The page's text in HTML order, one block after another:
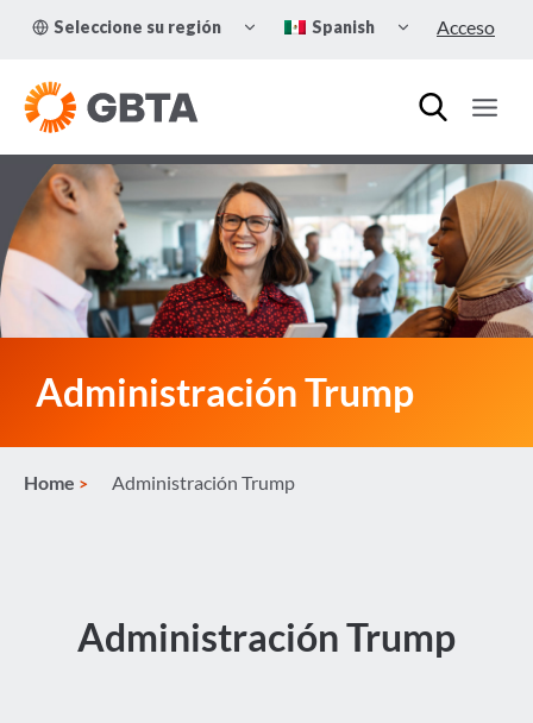
Seleccione su región
TOGGLE
CHILD
Spanish
CHILDAcceso
Administración Trump
Home Administración Trump
Administración Trump